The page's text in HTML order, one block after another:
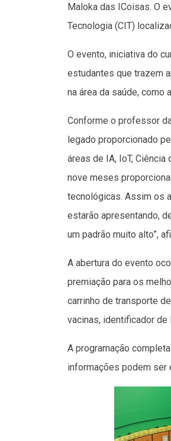
Maloka das ICoisas. O
Tecnologia (CIT)
O evento, iniciativa do
estudantes que trazem
na área da saúde,
Conforme o professor
legado proporcionado
áreas de IA, IoT,
nove meses
tecnológicas. Assim os
estarão apresentando,
um padrão muito alto”,
A abertura do evento
premiação para os
carrinho de transporte
vacinas, identificador
A programação
informações podem ser